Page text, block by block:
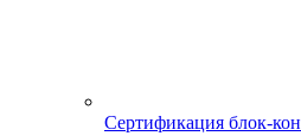
Сертификация блок-